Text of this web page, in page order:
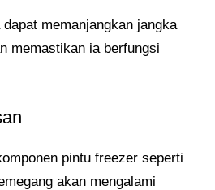
memanjangkan jangka
memastikan ia berfungsi
pintu freezer seperti
akan mengalami